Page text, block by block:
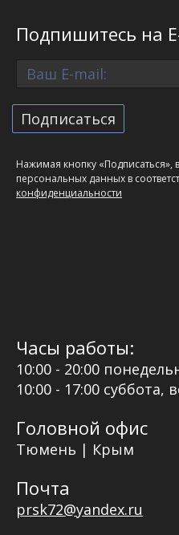
Подпишитесь на
Нажимая кнопку «Подписаться»,
персональных данных в
конфиденциальности
Часы работы:
10:00 - 20:00
10:00 - 17:00 суббота,
Головной офис
Тюмень | Крым
Почта
prsk72@yandex.ru